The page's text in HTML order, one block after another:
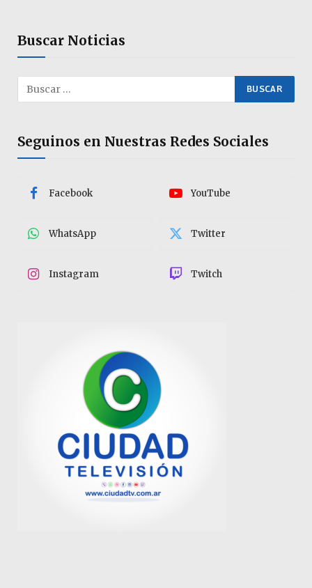
Buscar Noticias
Seguinos en Nuestras Redes Sociales
Facebook YouTube
WhatsApp Twitter
Instagram Twitch